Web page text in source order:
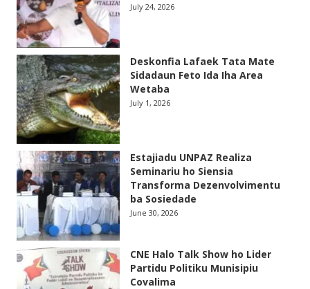
July 24, 2026
Deskonfia Lafaek Tata Mate
Sidadaun Feto Ida Iha Area
Wetaba
July 1, 2026
Estajiadu UNPAZ Realiza
Seminariu ho Siensia
Transforma Dezenvolvimentu
ba Sosiedade
June 30, 2026
CNE Halo Talk Show ho Lider
Partidu Politiku Munisipiu
Covalima